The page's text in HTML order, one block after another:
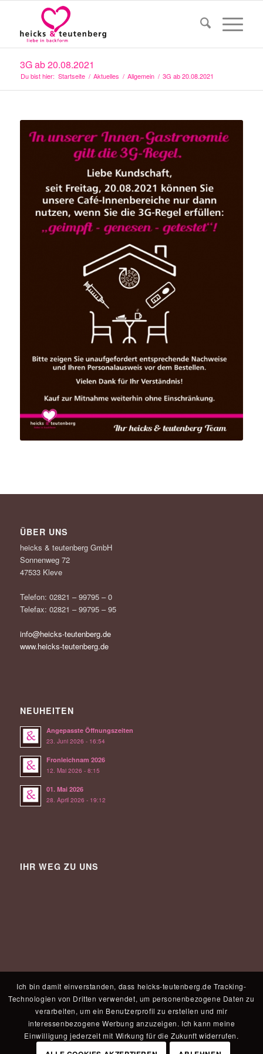
3G ab 20.08.2021
Du bist hier: Startseite / Aktuelles / Allgemein / 3G ab 20.08.2021
ÜBER UNS
heicks & teutenberg GmbH
Sonnenweg 72
47533 Kleve
Telefon: 02821 – 99795 – 0
Telefax: 02821 – 99795 – 95
info@heicks-teutenberg.de
www.heicks-teutenberg.de
NEUHEITEN
Angepasste Öffnungszeiten
23. Juni 2026 - 16:54
Fronleichnam 2026
12. Mai 2026 - 8:15
01. Mai 2026
28. April 2026 - 19:12
IHR WEG ZU UNS
Ich bin damit einverstanden, dass heicks-teutenberg.de Tracking-
Technologien von Dritten verwendet, um personenbezogene Daten zu
verarbeiten, um ein Benutzerprofil zu erstellen und mir
interessenbezogene Werbung anzuzeigen. Ich kann meine
Einwilligung jederzeit mit Wirkung für die Zukunft widerrufen.